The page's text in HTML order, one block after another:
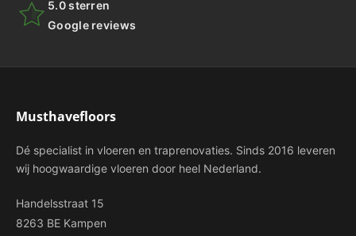
5.0 sterren
Google reviews
Musthavefloors
Dé specialist in vloeren en traprenovaties. Sinds 2016 leveren
wij hoogwaardige vloeren door heel Nederland.
Handelsstraat 15
8263 BE Kampen